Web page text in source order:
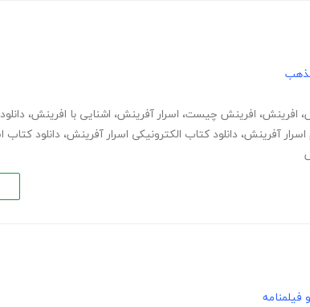
، افرینش، افرینش چیست، اسرار آفرینش، اشنایی با افرینش،
اسرار آفرینش، دانلود کتاب الکترونیکی اسرار آفرینش، دانلود کتاب
فیلمنامه